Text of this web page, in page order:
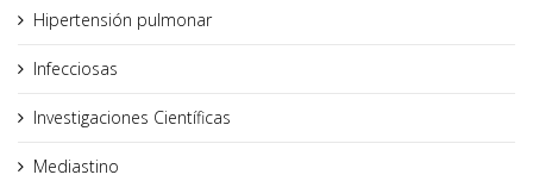
Hipertensión pulmonar
Infecciosas
Investigaciones Científicas
Mediastino